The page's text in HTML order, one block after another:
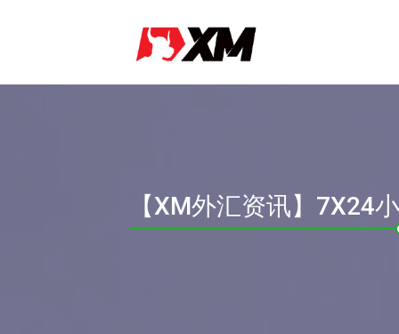
【XM外汇资讯】7X24